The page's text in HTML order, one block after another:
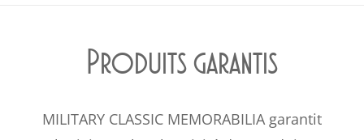
Produits garantis
MILITARY CLASSIC MEMORABILIA garantit